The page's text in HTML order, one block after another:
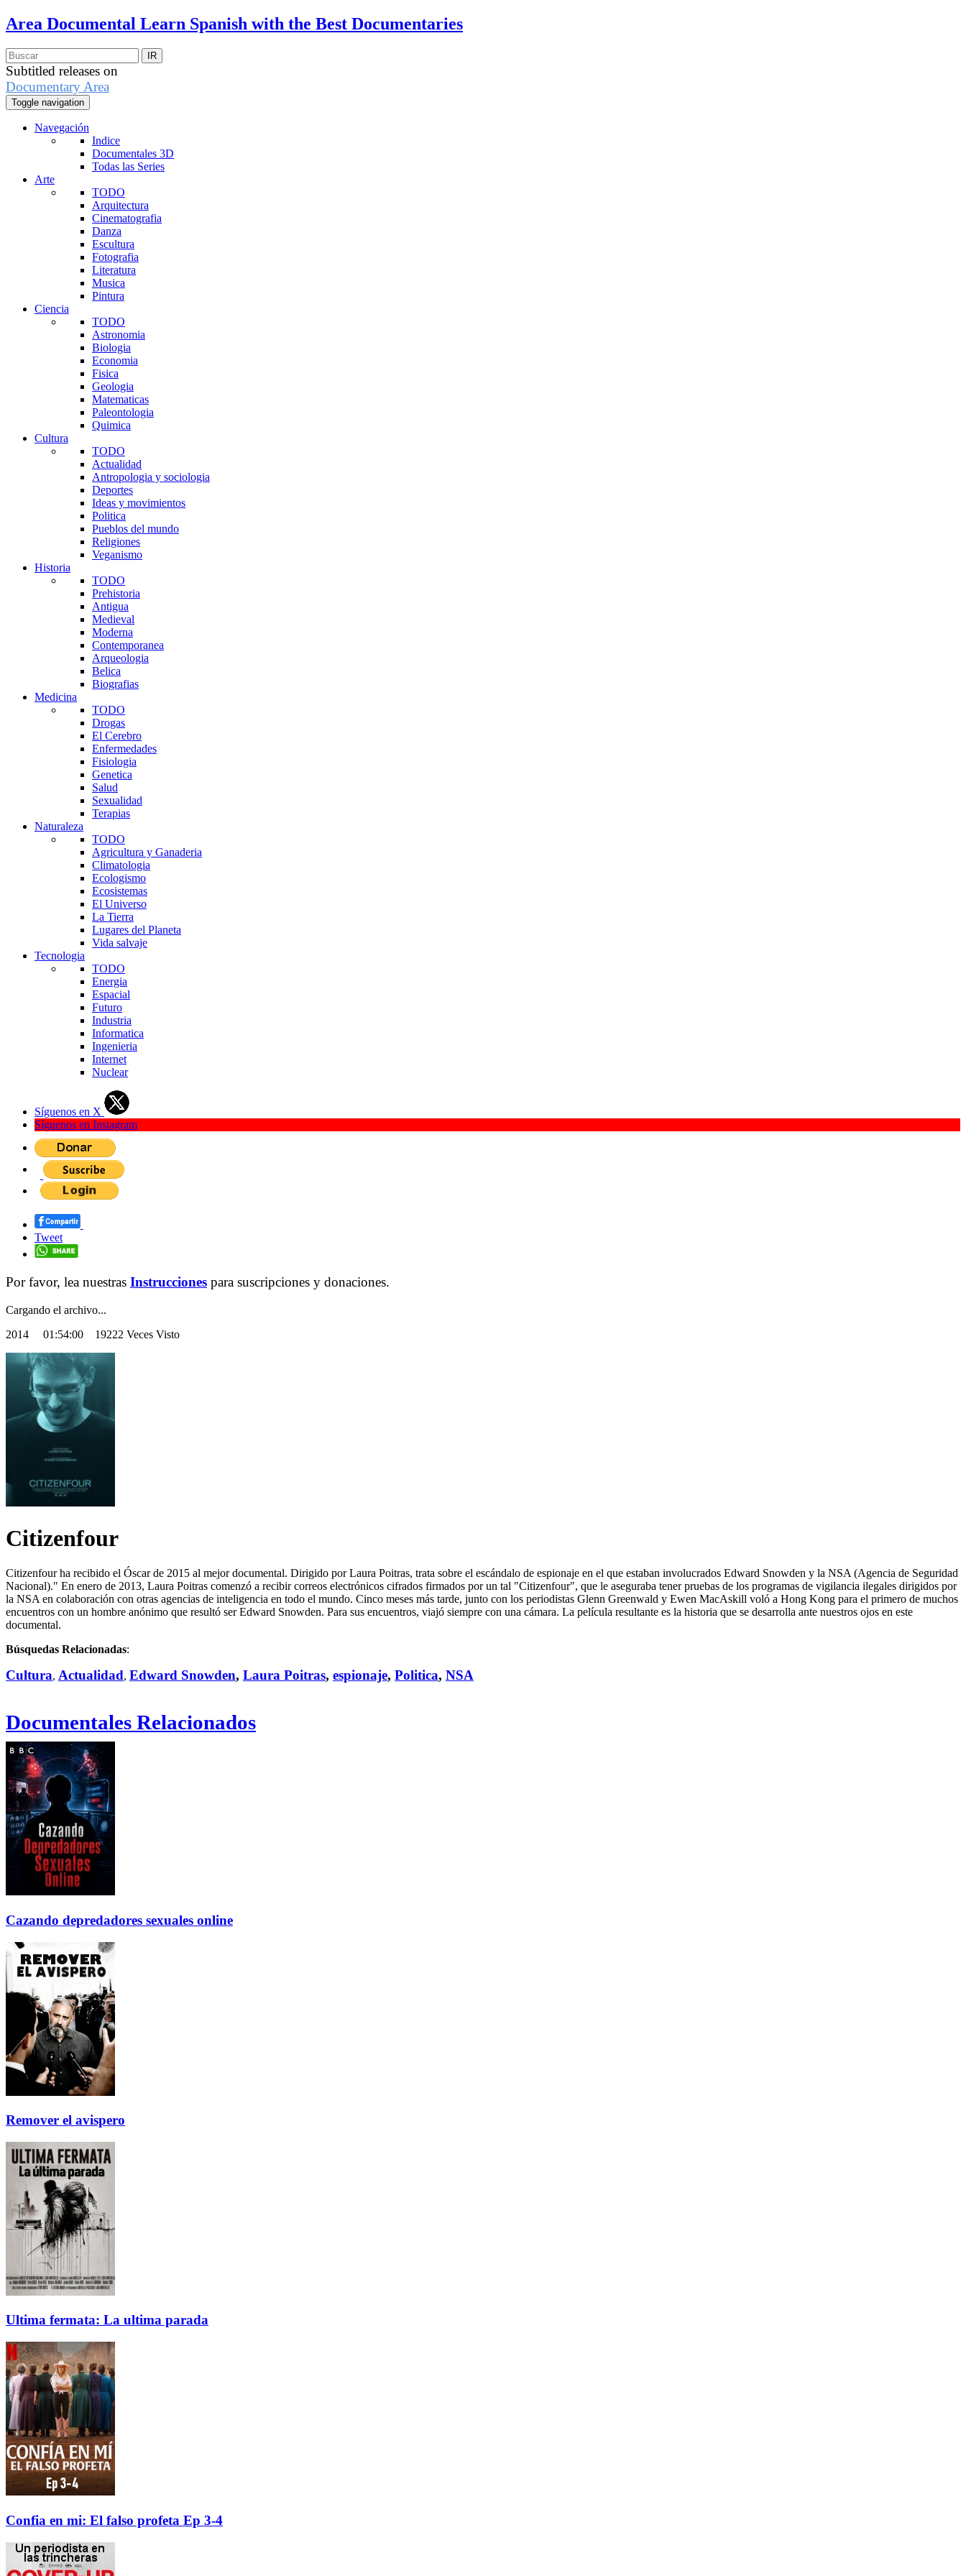
Area Documental Learn Spanish with the Best Documentaries
Subtitled releases on
Documentary Area
Toggle navigation
Navegación
Indice
Documentales 3D
Todas las Series
Arte
TODO
Arquitectura
Cinematografia
Danza
Escultura
Fotografia
Literatura
Musica
Pintura
Ciencia
TODO
Astronomia
Biologia
Economia
Fisica
Geologia
Matematicas
Paleontologia
Quimica
Cultura
TODO
Actualidad
Antropologia y sociologia
Deportes
Ideas y movimientos
Politica
Pueblos del mundo
Religiones
Veganismo
Historia
TODO
Prehistoria
Antigua
Medieval
Moderna
Contemporanea
Arqueologia
Belica
Biografias
Medicina
TODO
Drogas
El Cerebro
Enfermedades
Fisiologia
Genetica
Salud
Sexualidad
Terapias
Naturaleza
TODO
Agricultura y Ganaderia
Climatologia
Ecologismo
Ecosistemas
El Universo
La Tierra
Lugares del Planeta
Vida salvaje
Tecnologia
TODO
Energia
Espacial
Futuro
Industria
Informatica
Ingenieria
Internet
Nuclear
Síguenos en X
Síguenos en Instagram
Tweet
Por favor, lea nuestras Instrucciones para suscripciones y donaciones.
Cargando el archivo...
2014 01:54:00 19222 Veces Visto
Citizenfour
Citizenfour ha recibido el Óscar de 2015 al mejor documental. Dirigido por Laura Poitras, trata sobre el escándalo de espionaje en el que estaban involucrados Edward Snowden y la NSA (Agencia de Seguridad
Nacional)." En enero de 2013, Laura Poitras comenzó a recibir correos electrónicos cifrados firmados por un tal "Citizenfour", que le aseguraba tener pruebas de los programas de vigilancia ilegales dirigidos por
la NSA en colaboración con otras agencias de inteligencia en todo el mundo. Cinco meses más tarde, junto con los periodistas Glenn Greenwald y Ewen MacAskill voló a Hong Kong para el primero de muchos
encuentros con un hombre anónimo que resultó ser Edward Snowden. Para sus encuentros, viajó siempre con una cámara. La película resultante es la historia que se desarrolla ante nuestros ojos en este
documental.
Búsquedas Relacionadas:
Cultura, Actualidad, Edward Snowden, Laura Poitras, espionaje, Politica, NSA
Documentales Relacionados
Cazando depredadores sexuales online
Remover el avispero
Ultima fermata: La ultima parada
Confia en mi: El falso profeta Ep 3-4